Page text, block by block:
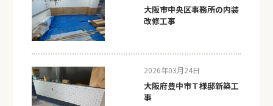
大阪市中央区事務所の内装
改修工事
2026年03月24日
大阪府豊中市Ｔ様邸新築工
事